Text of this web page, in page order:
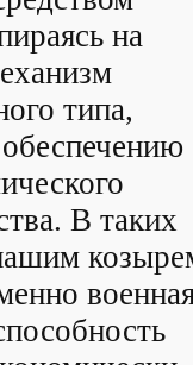
на
типа,
В таких